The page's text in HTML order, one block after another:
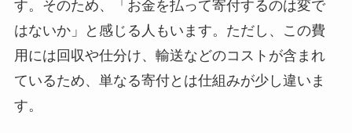
す。そのため、「お金を払って寄付するのは変で
はないか」と感じる人もいます。ただし、この費
用には回収や仕分け、輸送などのコストが含まれ
ているため、単なる寄付とは仕組みが少し違いま
す。